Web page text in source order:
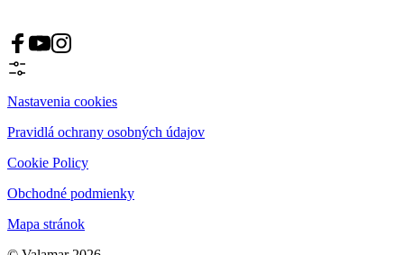
Nastavenia cookies
Pravidlá ochrany osobných údajov
Cookie Policy
Obchodné podmienky
Mapa stránok